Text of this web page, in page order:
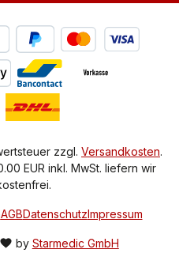
zzgl. Versandkosten.
EUR inkl. MwSt. liefern wir
by Starmedic GmbH
AGBDatenschutzImpressum